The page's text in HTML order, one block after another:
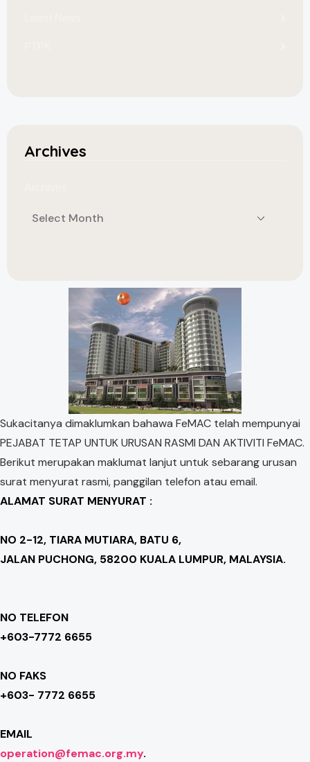
Archives
Sukacitanya dimaklumkan bahawa FeMAC telah mempunyai
PEJABAT TETAP UNTUK URUSAN RASMI DAN AKTIVITI FeMAC.
Berikut merupakan maklumat lanjut untuk sebarang urusan
surat menyurat rasmi, panggilan telefon atau email.
ALAMAT SURAT MENYURAT :
NO 2-12, TIARA MUTIARA, BATU 6,
JALAN PUCHONG, 58200 KUALA LUMPUR, MALAYSIA.
NO TELEFON
+603-7772 6655
NO FAKS
+603- 7772 6655
EMAIL
operation@femac.org.my.